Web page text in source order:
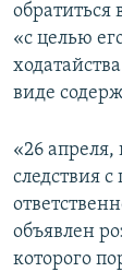
обратиться
«с целью
виде
«26 апреля,
следствия
объявлен
которого